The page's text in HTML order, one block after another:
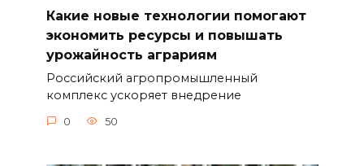
Какие новые технологии помогают
экономить ресурсы и повышать
урожайность аграриям
Российский агропромышленный
комплекс ускоряет внедрение
0 50